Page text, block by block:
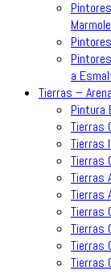
a
Tierras –
Pintura
Tierras
Tierras
Tierras
Tierras
Tierras
Tierras
Tierras
Tierras
Tierras